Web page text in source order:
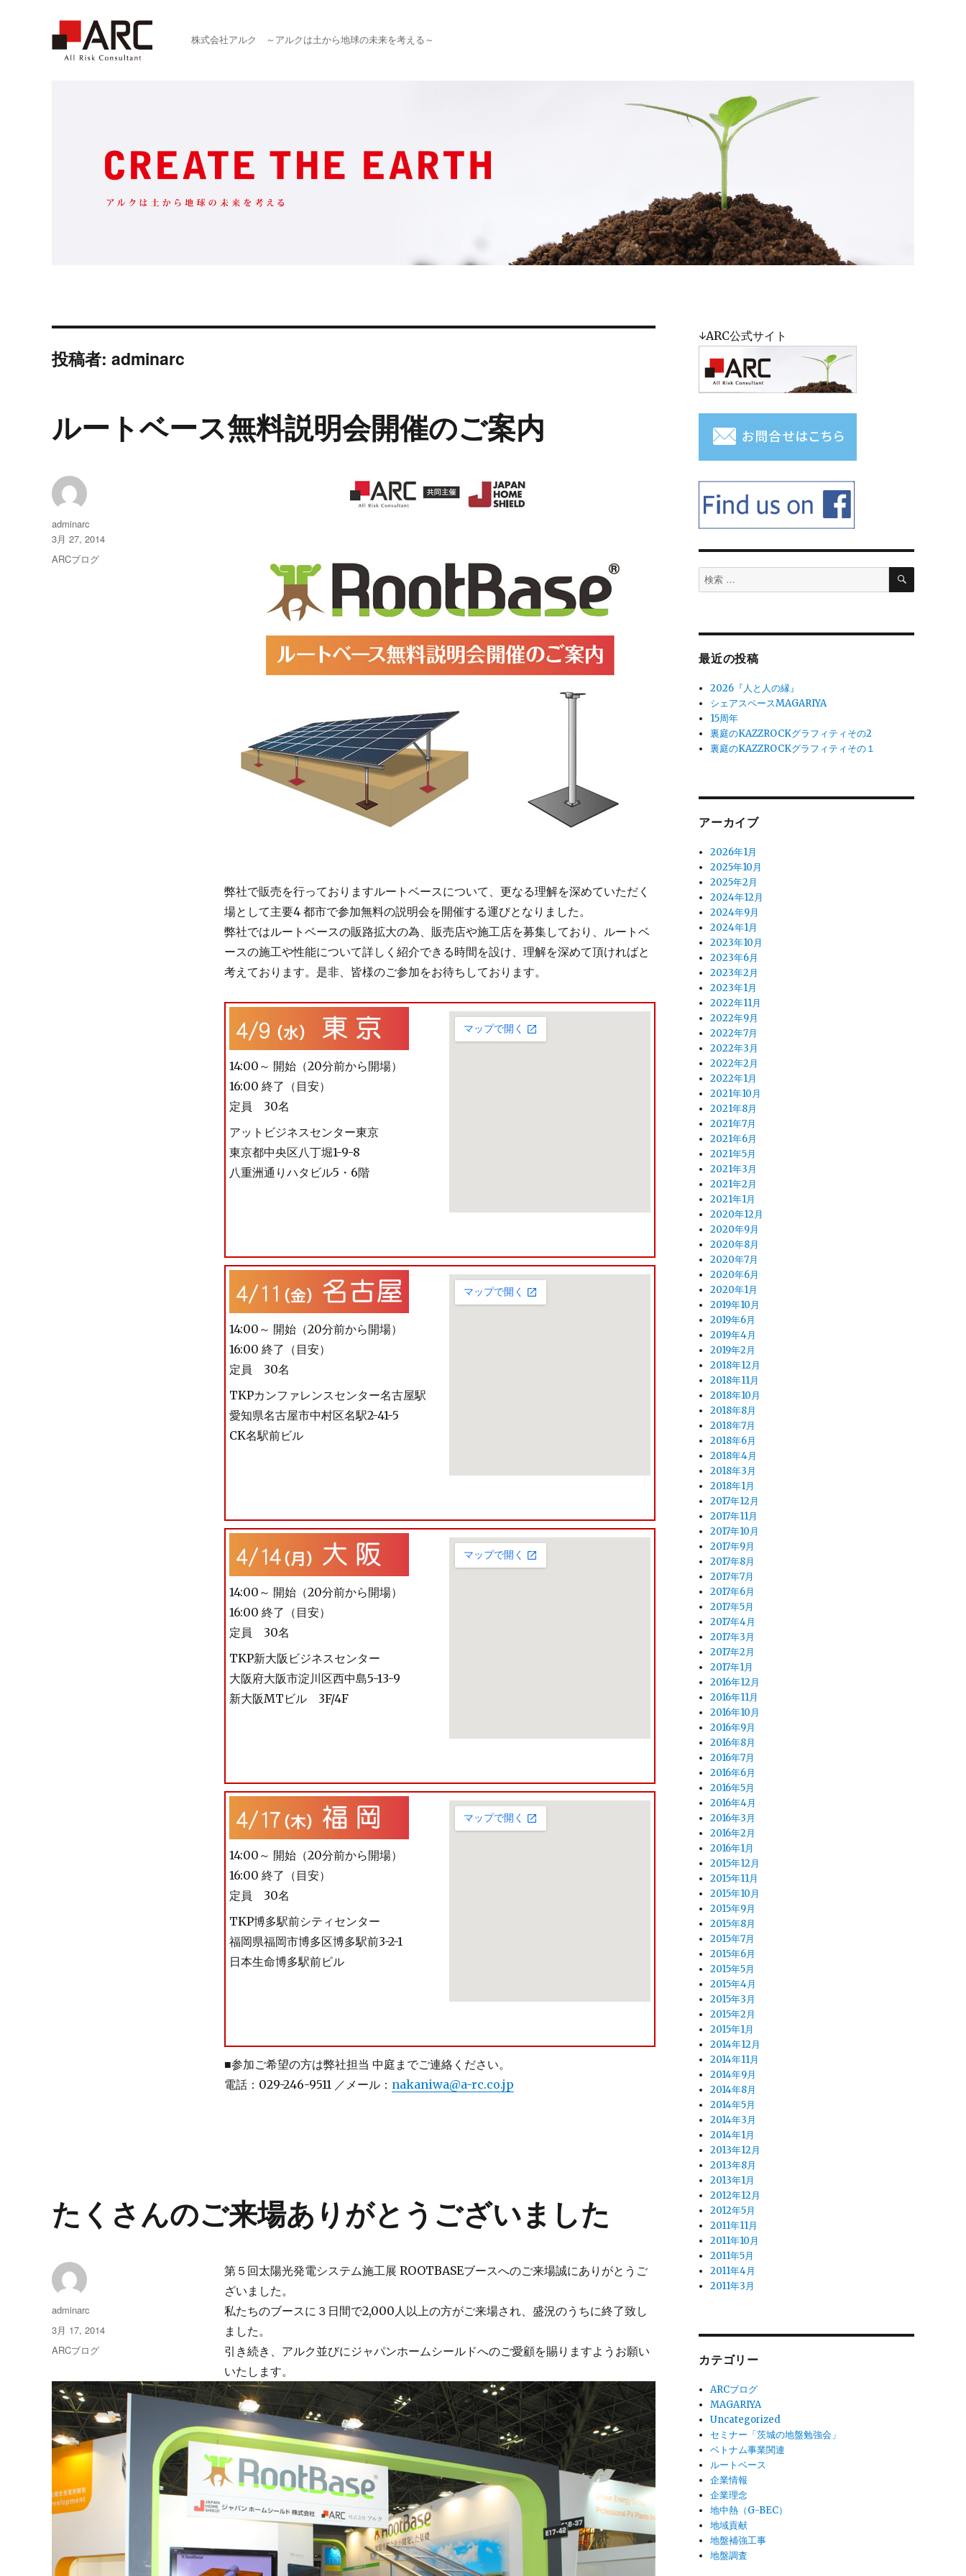
株式会社アルク ～アルクは土から地球の未来を考える～
投稿者: adminarc
ルートベース無料説明会開催のご案内
弊社で販売を行っておりますルートベースについて、更なる理解を深めていただく
場として主要4 都市で参加無料の説明会を開催する運びとなりました。
弊社ではルートベースの販路拡大の為、販売店や施工店を募集しており、ルートベ
ースの施工や性能について詳しく紹介できる時間を設け、理解を深めて頂ければと
考えております。是非、皆様のご参加をお待ちしております。
14:00～ 開始（20分前から開場）
16:00 終了（目安）
定員 30名
アットビジネスセンター東京
東京都中央区八丁堀1-9-8
八重洲通りハタビル5・6階
14:00～ 開始（20分前から開場）
16:00 終了（目安）
定員 30名
TKPカンファレンスセンター名古屋駅
愛知県名古屋市中村区名駅2-41-5
CK名駅前ビル
14:00～ 開始（20分前から開場）
16:00 終了（目安）
定員 30名
TKP新大阪ビジネスセンター
大阪府大阪市淀川区西中島5-13-9
新大阪MTビル 3F/4F
14:00～ 開始（20分前から開場）
16:00 終了（目安）
定員 30名
TKP博多駅前シティセンター
福岡県福岡市博多区博多駅前3-2-1
日本生命博多駅前ビル
■参加ご希望の方は弊社担当 中庭までご連絡ください。
電話：029-246-9511 ／メール： nakaniwa@a-rc.co.jp
投
稿
者
adminarc
投
稿
3月 27, 2014
カ
ARCブログ
たくさんのご来場ありがとうございました
第５回太陽光発電システム施工展 ROOTBASEブースへのご来場誠にありがとうご
ざいました。
私たちのブースに３日間で2,000人以上の方がご来場され、盛況のうちに終了致し
ました。
引き続き、アルク並びにジャパンホームシールドへのご愛顧を賜りますようお願い
いたします。
投
稿
adminarc
投
稿
3月 17, 2014
カ
ゴ
リ
ー
ARCブログ
↓ARC公式サイト
検
索
検
最近の投稿
2026『人と人の縁』
シェアスペースMAGARIYA
15周年
裏庭のKAZZROCKグラフィティその2
裏庭のKAZZROCKグラフィティその１
アーカイブ
2026年1月
2025年10月
2025年2月
2024年12月
2024年9月
2024年1月
2023年10月
2023年6月
2023年2月
2023年1月
2022年11月
2022年9月
2022年7月
2022年3月
2022年2月
2022年1月
2021年10月
2021年8月
2021年7月
2021年6月
2021年5月
2021年3月
2021年2月
2021年1月
2020年12月
2020年9月
2020年8月
2020年7月
2020年6月
2020年1月
2019年10月
2019年6月
2019年4月
2019年2月
2018年12月
2018年11月
2018年10月
2018年8月
2018年7月
2018年6月
2018年4月
2018年3月
2018年1月
2017年12月
2017年11月
2017年10月
2017年9月
2017年8月
2017年7月
2017年6月
2017年5月
2017年4月
2017年3月
2017年2月
2017年1月
2016年12月
2016年11月
2016年10月
2016年9月
2016年8月
2016年7月
2016年6月
2016年5月
2016年4月
2016年3月
2016年2月
2016年1月
2015年12月
2015年11月
2015年10月
2015年9月
2015年8月
2015年7月
2015年6月
2015年5月
2015年4月
2015年3月
2015年2月
2015年1月
2014年12月
2014年11月
2014年9月
2014年8月
2014年5月
2014年3月
2014年1月
2013年12月
2013年8月
2013年1月
2012年12月
2012年5月
2011年11月
2011年10月
2011年5月
2011年4月
2011年3月
カテゴリー
ARCブログ
MAGARIYA
Uncategorized
セミナー「茨城の地盤勉強会」
ベトナム事業関連
ルートベース
企業情報
企業理念
地中熱（G-BEC）
地域貢献
地盤補強工事
地盤調査